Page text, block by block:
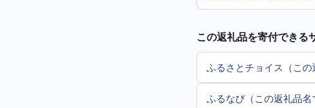
この返礼品を寄付できる
ふるさとチョイス（この
ふるなび（この返礼品名